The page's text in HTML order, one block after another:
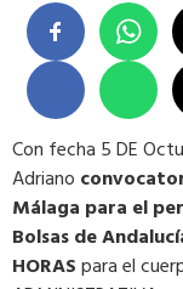
Con fecha 5 DE
Adriano
Málaga para el
Bolsas de
HORASpara el